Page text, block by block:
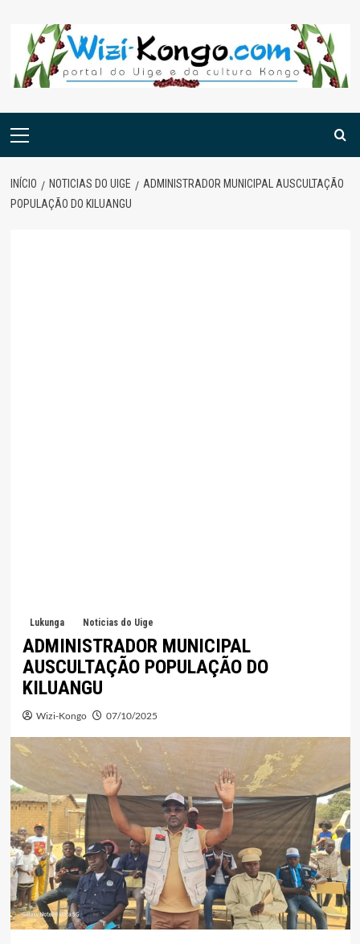
content
Menu
INÍCIO NOTICIAS DO UIGE
ADMINISTRADOR MUNICIPAL AUSCULTAÇÃO
POPULAÇÃO DO KILUANGU
Lukunga Noticias do Uige
ADMINISTRADOR MUNICIPAL
AUSCULTAÇÃO POPULAÇÃO DO
KILUANGU
Wizi-Kongo 07/10/2025